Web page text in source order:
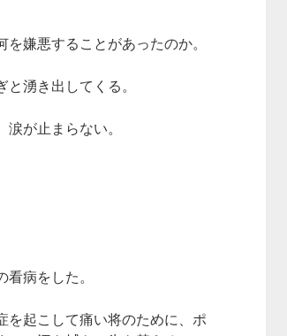
嫌悪することがあったのか。
湧き出してくる。
が止まらない。
病をした。
を起こして痛い将のために、ポ